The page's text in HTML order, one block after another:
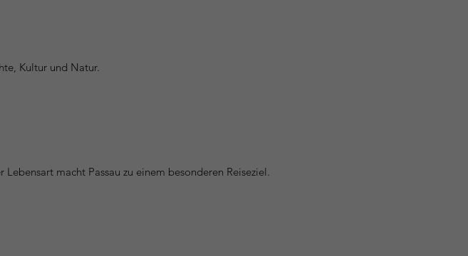
Kultur und Natur.
macht Passau zu einem besonderen Reiseziel.